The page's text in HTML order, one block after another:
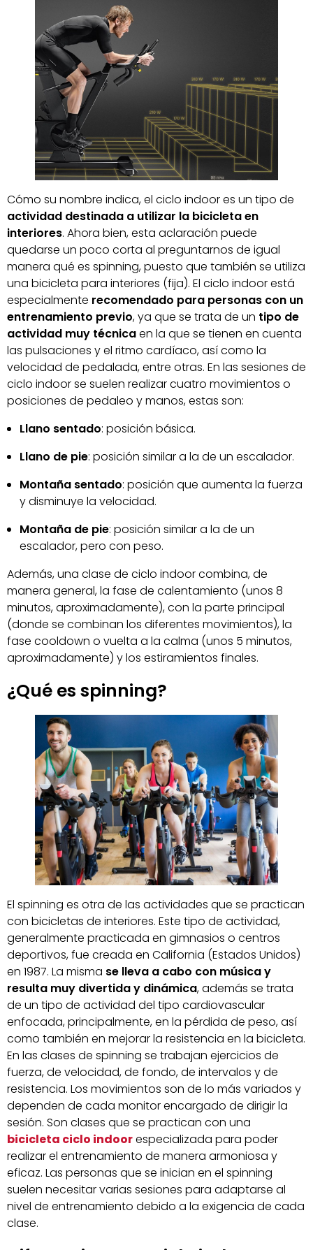
Cómo su nombre indica, el ciclo indoor es un tipo de
actividad destinada a utilizar la bicicleta en
interiores. Ahora bien, esta aclaración puede
quedarse un poco corta al preguntarnos de igual
manera qué es spinning, puesto que también se utiliza
una bicicleta para interiores (fija). El ciclo indoor está
especialmente recomendado para personas con un
entrenamiento previo, ya que se trata de un tipo de
actividad muy técnicaen la que se tienen en cuenta
las pulsaciones y el ritmo cardíaco, así como la
velocidad de pedalada, entre otras. En las sesiones de
ciclo indoor se suelen realizar cuatro movimientos o
posiciones de pedaleo y manos, estas son:
Llano sentado: posición básica.
Llano de pie: posición similar a la de un escalador.
Montaña sentado: posición que aumenta la fuerza
y disminuye la velocidad.
Montaña de pie: posición similar a la de un
escalador, pero con peso.
Además, una clase de ciclo indoor combina, de
manera general, la fase de calentamiento (unos 8
minutos, aproximadamente), con la parte principal
(donde se combinan los diferentes movimientos), la
fase cooldown o vuelta a la calma (unos 5 minutos,
aproximadamente) y los estiramientos finales.
¿Qué es spinning?
El spinning es otra de las actividades que se practican
con bicicletas de interiores. Este tipo de actividad,
generalmente practicada en gimnasios o centros
deportivos, fue creada en California (Estados Unidos)
en 1987. La misma se lleva a cabo con música y
resulta muy divertida y dinámica, además se trata
de un tipo de actividad del tipo cardiovascular
enfocada, principalmente, en la pérdida de peso, así
como también en mejorar la resistencia en la bicicleta.
En las clases de spinning se trabajan ejercicios de
fuerza, de velocidad, de fondo, de intervalos y de
resistencia. Los movimientos son de lo más variados y
dependen de cada monitor encargado de dirigir la
sesión. Son clases que se practican con una
bicicleta ciclo indoorespecializada para poder
realizar el entrenamiento de manera armoniosa y
eficaz. Las personas que se inician en el spinning
suelen necesitar varias sesiones para adaptarse al
nivel de entrenamiento debido a la exigencia de cada
clase.